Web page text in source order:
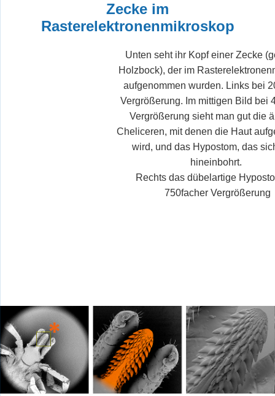
Zecke im
Rasterelektronenmikroskop
Unten seht ihr Kopf einer Zecke
Holzbock), der im
aufgenommen wurden. Links bei
Vergrößerung. Im mittigen Bild bei
Vergrößerung sieht man gut die
Cheliceren, mit denen die Haut
wird, und das Hypostom, das
hineinbohrt.
Rechts das dübelartige
750facher Vergrößerung